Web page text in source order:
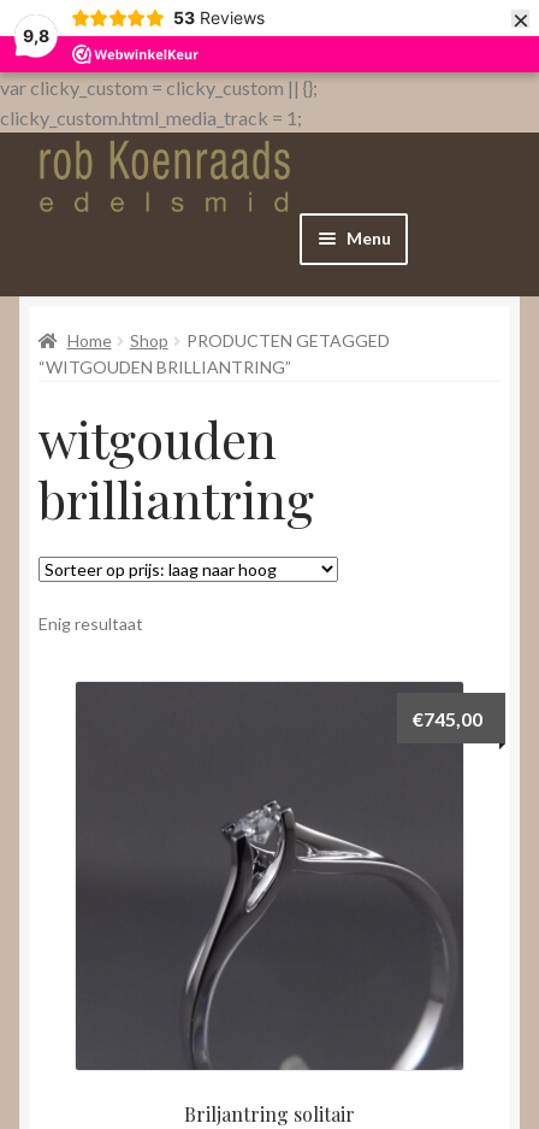
9,8
53 Reviews ×
var clicky_custom = clicky_custom || {};
clicky_custom.html_media_track = 1;
Menu
Home
WebShop
Contact
Nieuws
Video’s
Home Shop
PRODUCTEN GETAGGED
“WITGOUDEN BRILLIANTRING”
witgouden
brilliantring
Enig resultaat
Briljantring solitair
€745,00